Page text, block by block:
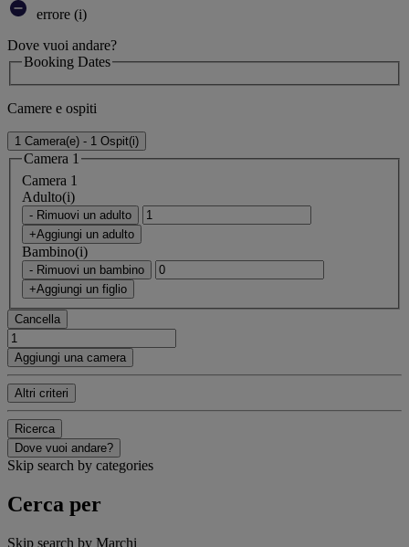
errore (i)
Dove vuoi andare?
Booking Dates
Camere e ospiti
1 Camera(e) - 1 Ospit(i)
Camera 1
Camera 1
Adulto(i)
- Rimuovi un adulto
+Aggiungi un adulto
Bambino(i)
- Rimuovi un bambino
+Aggiungi un figlio
Cancella
Aggiungi una camera
Altri criteri
Ricerca
Dove vuoi andare?
Skip search by categories
Cerca per
Skip search by Marchi